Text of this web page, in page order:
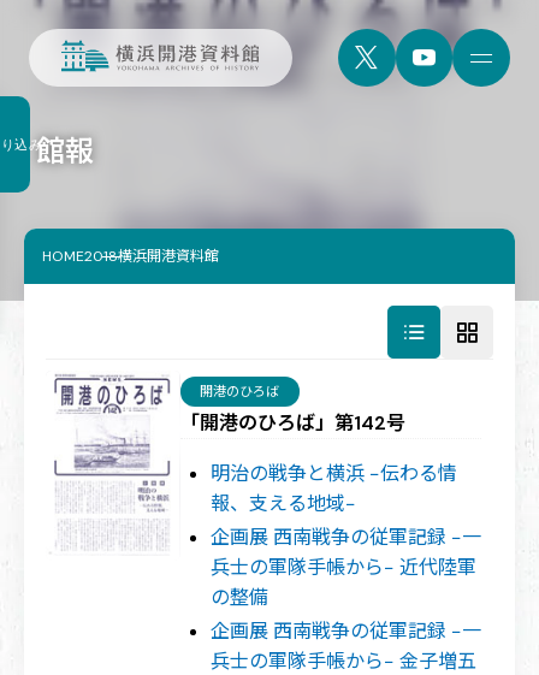
館報
HOME2018横浜開港資料館
「開港のひろば」第142号
開港のひろば
明治の戦争と横浜 −伝わる情
報、支える地域−
企画展 西南戦争の従軍記録 −一
兵士の軍隊手帳から− 近代陸軍
の整備
企画展 西南戦争の従軍記録 −一
兵士の軍隊手帳から− 金子増五
込み